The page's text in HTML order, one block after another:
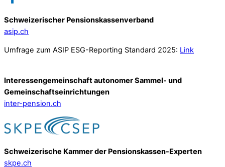
Schweizerischer Pensionskassenverband
asip.ch
Umfrage zum ASIP ESG-Reporting Standard 2025: Link
Interessengemeinschaft autonomer Sammel- und
Gemeinschafts­einrichtungen
inter-pension.ch
Schweizerische Kammer der Pensionskassen-Experten
skpe.ch